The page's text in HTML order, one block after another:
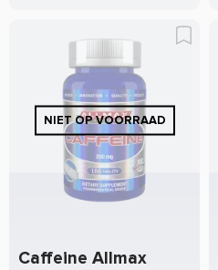
Caffeine Allmax